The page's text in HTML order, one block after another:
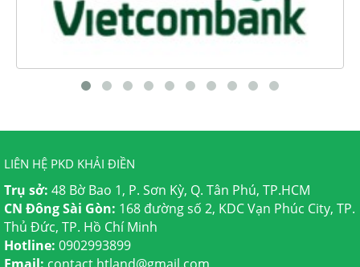
LIÊN HỆ PKD KHẢI ĐIỀN
Trụ sở: 48 Bờ Bao 1, P. Sơn Kỳ, Q. Tân Phú, TP.HCM
CN Đông Sài Gòn: 168 đường số 2, KDC Vạn Phúc City, TP.
Thủ Đức, TP. Hồ Chí Minh
Hotline: 0902993899